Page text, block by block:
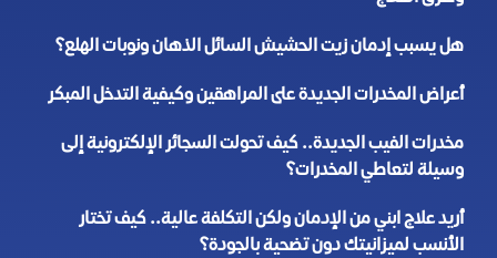
هل يسبب إدمان زيت الحشيش السائل الذهان ونوبات الهلع؟
أعراض المخدرات الجديدة على المراهقين وكيفية التدخل المبكر
مخدرات الفيب الجديدة.. كيف تحولت السجائر الإلكترونية إلى
وسيلة لتعاطي المخدرات؟
أريد علاج ابني من الإدمان ولكن التكلفة عالية.. كيف تختار
الأنسب لميزانيتك دون تضحية بالجودة؟